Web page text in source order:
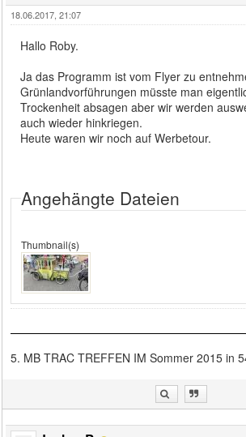
18.06.2017, 21:07
Hallo Roby.
Ja das Programm ist vom Flyer zu
Grünlandvorführungen müsste man
Trockenheit absagen aber wir werden
auch wieder hinkriegen.
Heute waren wir noch auf Werbetour.
Angehängte Dateien
Thumbnail(s)
5. MB TRAC TREFFEN IM Sommer 2015 in